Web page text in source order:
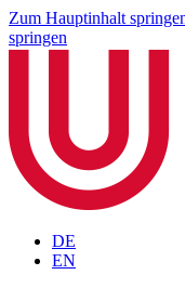
Zum Hauptinhalt
springen
DE
EN